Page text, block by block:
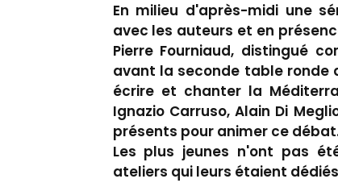
En milieu d'après-midi une
avec les auteurs et en
Pierre Fourniaud, distingué
avant la seconde table ronde
écrire et chanter la
Ignazio Carruso, Alain Di
présents pour animer ce
Les plus jeunes n'ont pas
ateliers qui leurs étaient